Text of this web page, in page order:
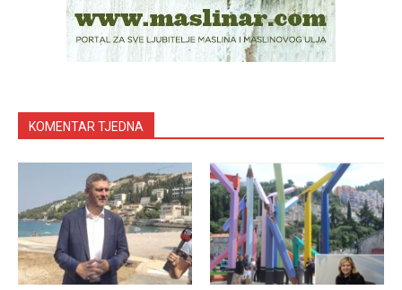
KOMENTAR TJEDNA